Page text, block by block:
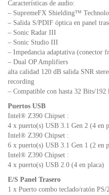
Características de audio:
– SupremeFX Shielding™
– Salida S/PDIF óptica en panel
– Sonic Radar III
– Sonic Studio III
– Impedancia adaptativa (conector
– Dual OP Amplifiers
alta calidad 120 dB salida SNR
recording
– Compatible con hasta 32 Bits/192
Puertos USB
Intel® Z390 Chipset :
4 x puerto(s) USB 3.1 Gen 2 (4 en
Intel® Z390 Chipset :
6 x puerto(s) USB 3.1 Gen 1 (2 en
Intel® Z390 Chipset :
4 x puerto(s) USB 2.0 (4 en placa)
E/S Panel Trasero
1 x Puerto combo teclado/ratón PS/